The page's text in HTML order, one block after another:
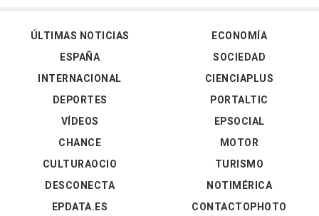
ÚLTIMAS NOTICIAS
ESPAÑA
INTERNACIONAL
DEPORTES
VÍDEOS
ECONOMÍA
SOCIEDAD
CIENCIAPLUS
PORTALTIC
EPSOCIAL
CHANCE
CULTURAOCIO
DESCONECTA
EPDATA.ES
MOTOR
TURISMO
NOTIMÉRICA
CONTACTOPHOTO